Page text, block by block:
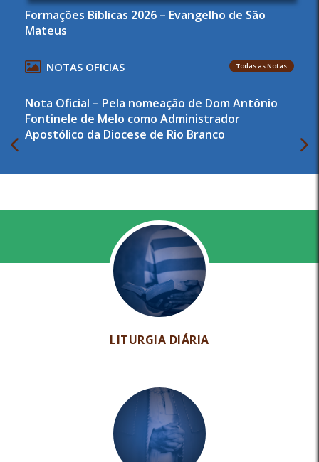
Formações Bíblicas 2026 – Evangelho de São
Mateus
NOTAS OFICIAS Todas as Notas
Nota Oficial – Pela nomeação de Dom Antônio
Fontinele de Melo como Administrador
Apostólico da Diocese de Rio Branco
LITURGIA DIÁRIA